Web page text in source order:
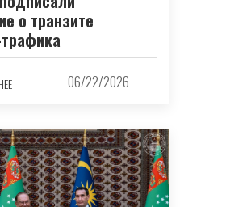
о транзите
06/22/2026